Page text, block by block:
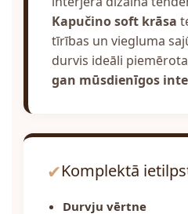
Kapučino soft krāsa
tīrības un viegluma
durvis ideāli
gan mūsdienīgos
✔Komplektā
Durvju vērtne